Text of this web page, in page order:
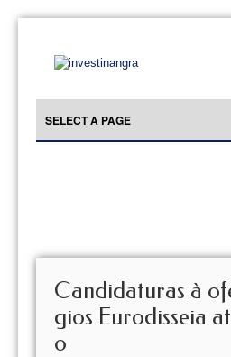
Candidaturas à
gios Eurodisseia
o